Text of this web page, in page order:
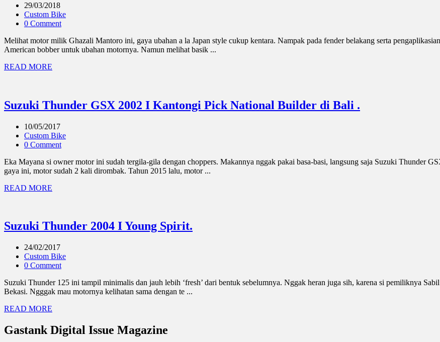
29/03/2018
Custom Bike
0 Comment
Melihat motor milik Ghazali Mantoro ini, gaya ubahan a la Japan style cukup kentara. Nampak pada fender belakang serta
American bobber untuk ubahan motornya. Namun melihat basik ...
READ MORE
Suzuki Thunder GSX 2002 I Kantongi Pick National Builder di Bali .
10/05/2017
Custom Bike
0 Comment
Eka Mayana si owner motor ini sudah tergila-gila dengan choppers. Makannya nggak pakai basa-basi, langsung saja Suzuki Thunder
gaya ini, motor sudah 2 kali dirombak. Tahun 2015 lalu, motor ...
READ MORE
Suzuki Thunder 2004 I Young Spirit.
24/02/2017
Custom Bike
0 Comment
Suzuki Thunder 125 ini tampil minimalis dan jauh lebih ‘fresh’ dari bentuk sebelumnya. Nggak heran juga sih, karena si pemiliknya
Bekasi. Ngggak mau motornya kelihatan sama dengan te ...
READ MORE
Gastank Digital Issue Magazine